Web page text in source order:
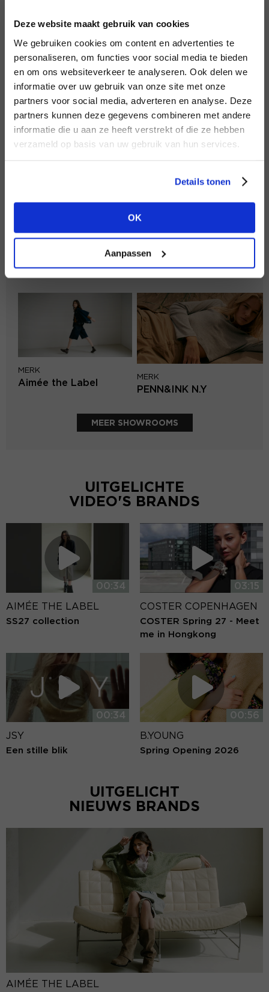
Deze website maakt gebruik van cookies
We gebruiken cookies om content en advertenties te
personaliseren, om functies voor social media te bieden
en om ons websiteverkeer te analyseren. Ook delen we
informatie over uw gebruik van onze site met onze
partners voor social media, adverteren en analyse. Deze
partners kunnen deze gegevens combineren met andere
informatie die u aan ze heeft verstrekt of die ze hebben
verzameld op basis van uw gebruik van hun services.
Details tonen
OK
Aanpassen
INLOGGEN
Wachtwoord
INLOGGEN
NOG GEEN ACCOUNT?
HEB JE NOG GEEN
ACCOUNT?
aan of bekijk de andere mogelijkheden.
BEKIJK ALLE OPTIES
MERK
Second female
Lofty Manner
MERK
MERK
Mos Mosh
MERK
Aimée the Label
MERK
PENN&INK N.Y
MEER SHOWROOMS
UITGELICHTE
VIDEO'S BRANDS
00:34
AIMÉE THE LABEL
SS27 collection
03:15
COSTER COPENHAGEN
COSTER Spring 27 - Meet
me in Hongkong
00:34
JSY
Een stille blik
00:56
B.YOUNG
Spring Opening 2026
UITGELICHT
NIEUWS BRANDS
AIMÉE THE LABEL